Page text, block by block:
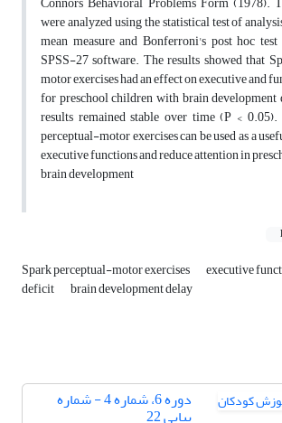
were analyzed using the statistical test of
mean measure and Bonferroni's post hoc
SPSS-27 software. The results showed that
motor exercises had an effect on executive and
for preschool children with brain development
results remained stable over time (P <
perceptual-motor exercises can be used as a
executive functions and reduce attention in
brain development
Spark perceptual-motor exercises executive
deficit brain development delay
دوره 6، شماره 4 - شماره
پیاپی 22